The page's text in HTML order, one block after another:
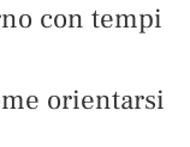
con tempi
orientarsi